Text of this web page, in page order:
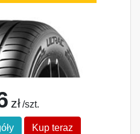
zł /szt.
Kup teraz